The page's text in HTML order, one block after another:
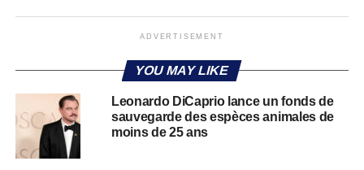
ADVERTISEMENT
YOU MAY LIKE
Leonardo DiCaprio lance un fonds de
sauvegarde des espèces animales de
moins de 25 ans